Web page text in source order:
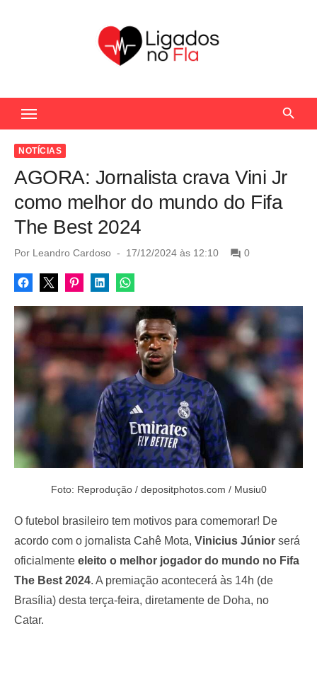
c
NOTÍCIAS
AGORA: Jornalista crava Vini Jr
como melhor do mundo do Fifa
The Best 2024
Por Leandro Cardoso
P
s
t
o
n
17/12/2024 às 12:10 0
Foto: Reprodução / depositphotos.com / Musiu0
O futebol brasileiro tem motivos para comemorar! De
acordo com o jornalista Cahê Mota, Vinicius Júnior será
oficialmente eleito o melhor jogador do mundo no Fifa
The Best 2024. A premiação acontecerá às 14h (de
Brasília) desta terça-feira, diretamente de Doha, no
Catar.